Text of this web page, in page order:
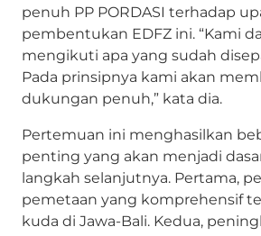
penuh PP PORDASI terhadap
pembentukan EDFZ ini. “Kami
mengikuti apa yang sudah
Pada prinsipnya kami akan
dukungan penuh,” kata dia.
Pertemuan ini menghasilkan
penting yang akan menjadi
langkah selanjutnya. Pertama,
pemetaan yang komprehensif
kuda di Jawa-Bali. Kedua,